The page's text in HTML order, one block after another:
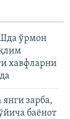
ўрмон
хавфларни
янги зарба,
баёнот